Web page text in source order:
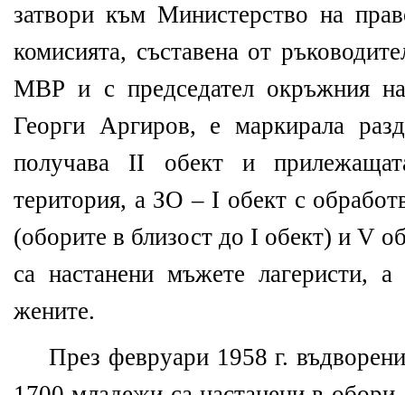
затвори към Министерство на
комисията, съставена от
МВР и с председател окръжния
Георги Аргиров, е маркирала
получава ІІ обект и
територия, а ЗО – І обект с
(оборите в близост до І обект) и V
са настанени мъжете лагеристи,
жените.
През февруари 1958 г.